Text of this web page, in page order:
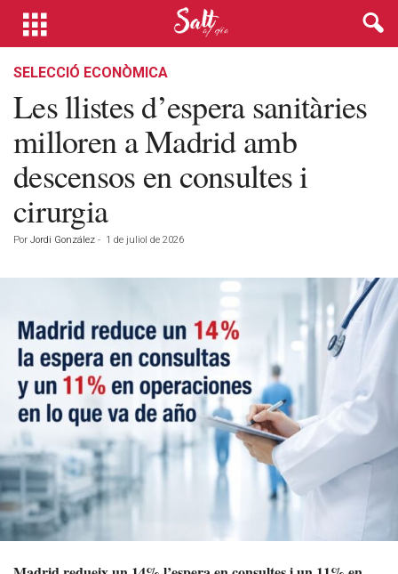
SELECCIÓ ECONÒMICA
Les llistes d’espera sanitàries
milloren a Madrid amb
descensos en consultes i
cirurgia
Por Jordi González - 1 de juliol de 2026